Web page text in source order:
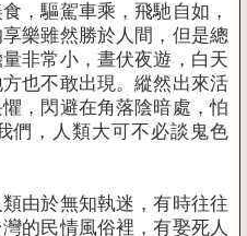
驅駕車乘，飛馳自如，
樂雖然勝於人間，但是總
非常小，晝伏夜遊，白天
也不敢出現。縱然出來活
，閃避在角落陰暗處，怕
們，人類大可不必談鬼色
於無知執迷，有時往往
的民情風俗裡，有娶死人